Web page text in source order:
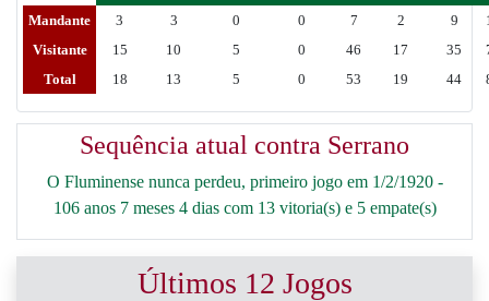
Mandante 3 3 0 0 7 2 9
Visitante
15 10 5 0 46 17 35
Total
18 13 5 0 53 19 44
Sequência atual contra Serrano
O Fluminense nunca perdeu, primeiro jogo em 1/2/1920 -
106 anos 7 meses 4 dias com 13 vitoria(s) e 5 empate(s)
Últimos 12 Jogos